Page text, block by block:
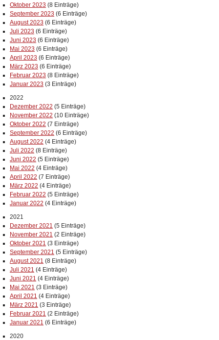
Oktober 2023 (8 Einträge)
September 2023 (6 Einträge)
August 2023 (6 Einträge)
Juli 2023 (6 Einträge)
Juni 2023 (6 Einträge)
Mai 2023 (6 Einträge)
April 2023 (6 Einträge)
März 2023 (6 Einträge)
Februar 2023 (8 Einträge)
Januar 2023 (3 Einträge)
2022
Dezember 2022 (5 Einträge)
November 2022 (10 Einträge)
Oktober 2022 (7 Einträge)
September 2022 (6 Einträge)
August 2022 (4 Einträge)
Juli 2022 (8 Einträge)
Juni 2022 (5 Einträge)
Mai 2022 (4 Einträge)
April 2022 (7 Einträge)
März 2022 (4 Einträge)
Februar 2022 (5 Einträge)
Januar 2022 (4 Einträge)
2021
Dezember 2021 (5 Einträge)
November 2021 (2 Einträge)
Oktober 2021 (3 Einträge)
September 2021 (5 Einträge)
August 2021 (8 Einträge)
Juli 2021 (4 Einträge)
Juni 2021 (4 Einträge)
Mai 2021 (3 Einträge)
April 2021 (4 Einträge)
März 2021 (3 Einträge)
Februar 2021 (2 Einträge)
Januar 2021 (6 Einträge)
2020